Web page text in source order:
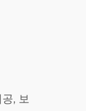
, 보